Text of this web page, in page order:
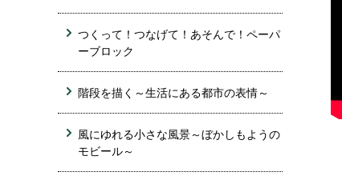
つくって！つなげて！あそんで！ペーパ
ーブロック
階段を描く～生活にある都市の表情～
風にゆれる小さな風景～ぼかしもようの
モビール～